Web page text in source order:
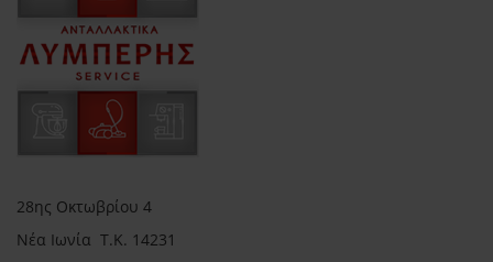
28ης Οκτωβρίου 4
Νέα Ιωνία Τ.Κ. 14231